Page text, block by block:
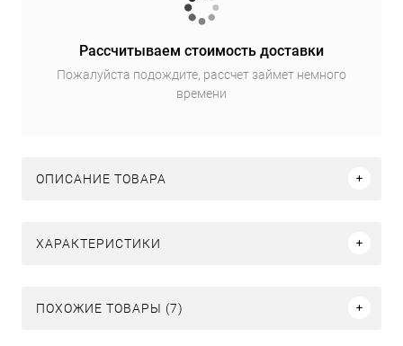
Рассчитываем стоимость доставки
Пожалуйста подождите, рассчет займет немного
времени
ОПИСАНИЕ ТОВАРА
ХАРАКТЕРИСТИКИ
ПОХОЖИЕ ТОВАРЫ (7)